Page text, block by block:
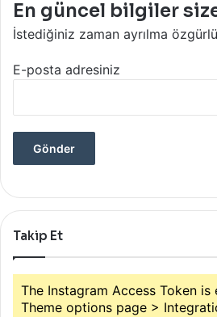
En güncel bilgiler
İstediğiniz zaman ayrılma
E-posta adresiniz
Takip Et
The Instagram Access Token
Theme options page >